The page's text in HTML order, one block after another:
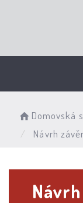
Domovská
Návrh